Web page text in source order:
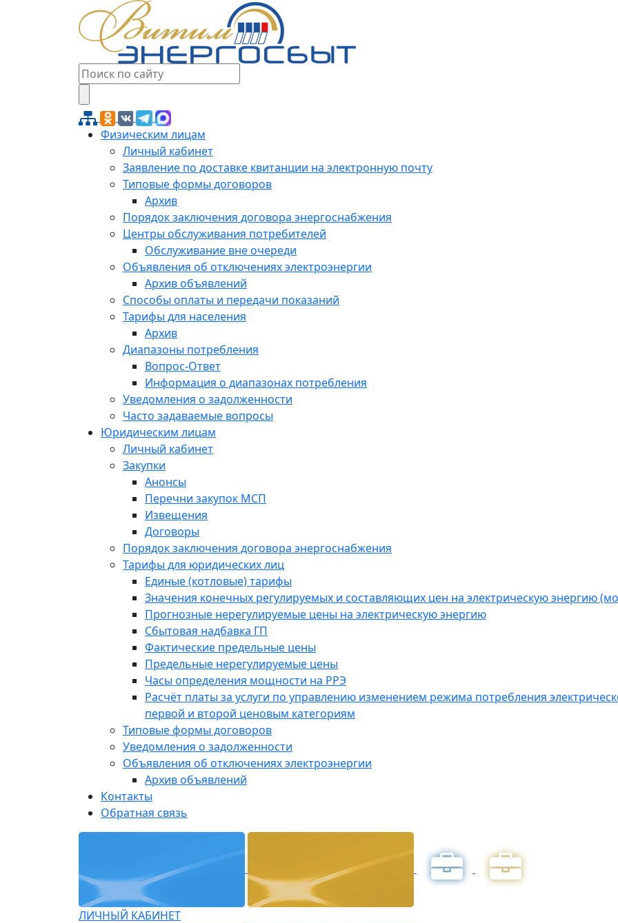
Физическим лицам
Личный кабинет
Заявление по доставке квитанции на электронную почту
Типовые формы договоров
Архив
Порядок заключения договора энергоснабжения
Центры обслуживания потребителей
Обслуживание вне очереди
Объявления об отключениях электроэнергии
Архив объявлений
Способы оплаты и передачи показаний
Тарифы для населения
Архив
Диапазоны потребления
Вопрос-Ответ
Информация о диапазонах потребления
Уведомления о задолженности
Часто задаваемые вопросы
Юридическим лицам
Личный кабинет
Закупки
Анонсы
Перечни закупок МСП
Извещения
Договоры
Порядок заключения договора энергоснабжения
Тарифы для юридических лиц
Единые (котловые) тарифы
Значения конечных регулируемых и составляющих цен на электрическую энергию
Прогнозные нерегулируемые цены на электрическую энергию
Сбытовая надбавка ГП
Фактические предельные цены
Предельные нерегулируемые цены
Часы определения мощности на РРЭ
Расчёт платы за услуги по управлению изменением режима потребления
первой и второй ценовым категориям
Типовые формы договоров
Уведомления о задолженности
Объявления об отключениях электроэнергии
Архив объявлений
Контакты
Обратная связь
ЛИЧНЫЙ КАБИНЕТ